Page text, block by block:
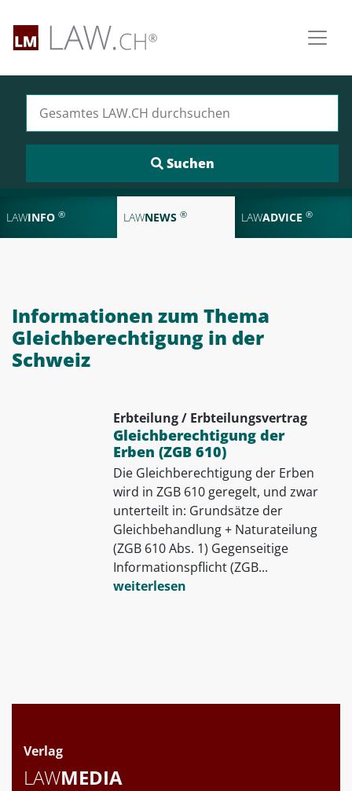
LAWINFO ® LAWNEWS ® LAWADVICE ®
Informationen zum Thema
Gleichberechtigung in der
Schweiz
Erbteilung / Erbteilungsvertrag
Gleichberechtigung der
Erben (ZGB 610)
Die Gleichberechtigung der Erben
wird in ZGB 610 geregelt, und zwar
unterteilt in: Grundsätze der
Gleichbehandlung + Naturateilung
(ZGB 610 Abs. 1) Gegenseitige
Informationspflicht (ZGB...
weiterlesen
Verlag
LAWMEDIA